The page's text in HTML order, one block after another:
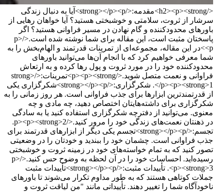
</h2><p><strong>مقدمه:</strong></p><p>آیا به دنبال زندگی
سرشار از ثروت، سلامتی و خوشبختی هستید؟ آیا خواهان رهایی از
باورهای محدودکننده و گام نهادن در مسیر فراوانی هستید؟ اگر
پاسختان مثبت است، این مقاله برای شما نوشته شده است.</p>
<p>در این مقاله، مجموعه‌ای از تمرینات قدرتمند و الهام‌بخش را به
شما معرفی خواهیم کرد که با انجام آن‌ها می‌توانید باورهای
محدودکننده خود را در مورد ثروت و پول رها کرده و به ارتعاش
فراوانی و نعمت متصل شوید.</p><p><strong>تمرینات:</strong>
</p><p><strong>1. شکرگزاری:</strong></p><p>شکرگزاری یکی
از قدرتمندترین ابزارها برای جذب فراوانی است. هر روز زمانی را به
شکرگزاری برای داشته‌هایتان اختصاص دهید، چه مادی و چه
معنوی. می‌توانید از دفترچه شکرگزاری استفاده کنید یا به سادگی
در ذهنتان نعمت‌های زندگی خود را مرور کنید.</p><p><strong>2.
تجسم:</strong></p><p>تجسم یکی دیگر از ابزارهای قدرتمند برای
جذب فراوانی است. چشمان خود را ببندید و خودتان را در وضعیتی
تصور کنید که به تمام خواسته‌های خود در زمینه ثروت و خوشبختی
رسیده‌اید. احساسات خود را در آن لحظه به وضوح حس کنید.</p>
<p><strong>3. تأییدات مثبت:</strong></p><p>تأییدات مثبت
جملات کوتاهی هستند که به طور مداوم تکرار می‌شوند تا باورهای
ناخودآگاه شما را تغییر دهند. تأییداتی مانند "من لیاقت ثروت و